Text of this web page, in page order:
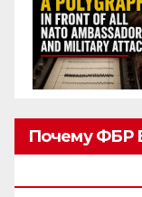
Почему ФБР